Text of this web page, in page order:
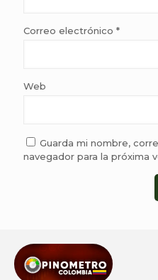
Correo electrónico *
Web
Guarda mi nombre,
navegador para la próxima